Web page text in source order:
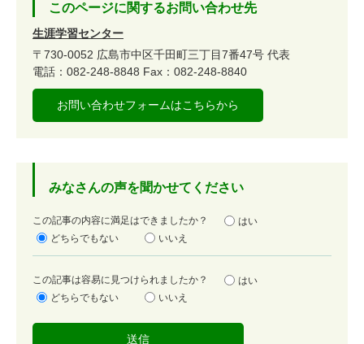
このページに関するお問い合わせ先
生涯学習センター
〒730-0052 広島市中区千田町三丁目7番47号 代表
電話：082-248-8848 Fax：082-248-8840
お問い合わせフォームはこちらから
みなさんの声を聞かせてください
満
足
この記事の内容に満足はできましたか？
はい
どちらでもない
いいえ
容
易
この記事は容易に見つけられましたか？
はい
どちらでもない
いいえ